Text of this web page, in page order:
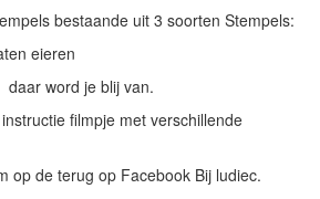
bestaande uit 3 soorten Stempels:
eieren
word je blij van.
filmpje met verschillende
op de terug op Facebook Bij ludiec.